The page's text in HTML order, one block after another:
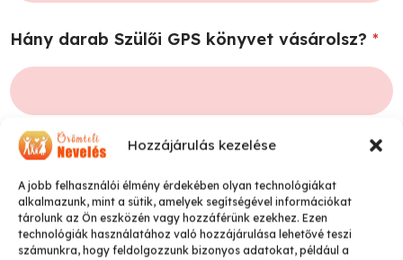
Hozzájárulás kezelése
A jobb felhasználói élmény érdekében olyan technológiákat
alkalmazunk, mint a sütik, amelyek segítségével információkat
tárolunk az Ön eszközén vagy hozzáférünk ezekhez. Ezen
technológiák használatához való hozzájárulása lehetővé teszi
számunkra, hogy feldolgozzunk bizonyos adatokat, például a
Hány darab Szülői GPS könyvet vásárolsz? *
Milyen pénznemben szeretnél fizetni?
Forint (4.500 Ft/db)
Euro (12 Euro/db)